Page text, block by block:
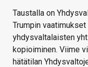
Taustalla on
Trumpin
yhdysvaltalaisten
kopioiminen. Viime
hätätilan